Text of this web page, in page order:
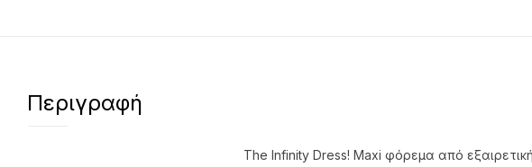
Περιγραφή
The Infinity Dress! Maxi φόρεμα από